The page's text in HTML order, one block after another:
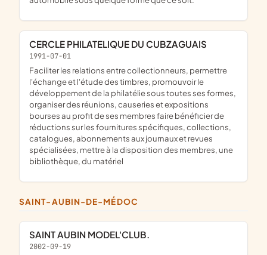
CERCLE PHILATELIQUE DU CUBZAGUAIS
1991-07-01
faciliter les relations entre collectionneurs, permettre
l'échange et l'étude des timbres, promouvoir le
développement de la philatélie sous toutes ses formes,
organiser des réunions, causeries et expositions
bourses au profit de ses membres faire bénéficier de
réductions sur les fournitures spécifiques, collections,
catalogues, abonnements aux journaux et revues
spécialisées, mettre à la disposition des membres, une
bibliothèque, du matériel
SAINT-AUBIN-DE-MÉDOC
SAINT AUBIN MODEL'CLUB.
2002-09-19